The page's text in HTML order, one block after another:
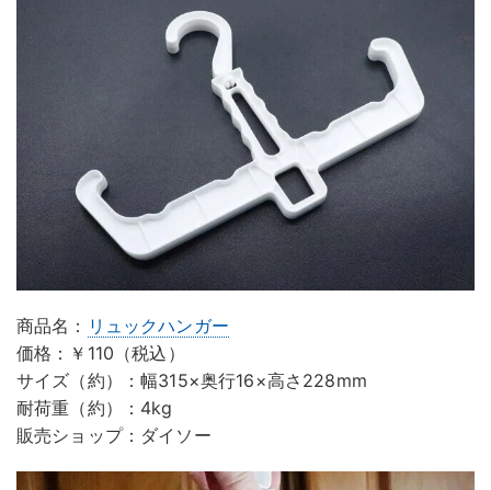
商品名： リュックハンガー
価格：￥110（税込）
サイズ（約）：幅315×奥行16×高さ228mm
耐荷重（約）：4kg
販売ショップ：ダイソー